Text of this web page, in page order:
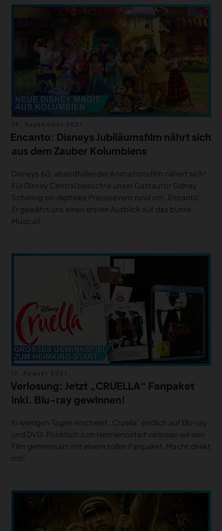
am
Encanto: Disneys Jubiläumsfilm nährt sich
aus dem Zauber Kolumbiens
Disneys 60. abendfüllender Animationsfilm nähert sich!
Für Disney Central besuchte unser Gastautor Sidney
Schering ein digitales Presseevent rund um „Encanto“.
Er gewährt uns einen ersten Ausblick auf das bunte
Musical!
am
Verlosung: Jetzt „CRUELLA“ Fanpaket
inkl. Blu-ray gewinnen!
In wenigen Tagen erscheint „Cruella“ endlich auf Blu-ray
und DVD. Pünktlich zum Heimkinostart verlosen wir den
Film gemeinsam mit einem tollen Fanpaket. Macht direkt
mit!